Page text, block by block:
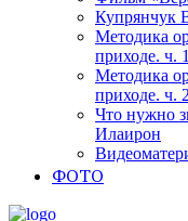
Купрянчук
Методика
приходе. ч. 1
Методика
приходе. ч.
Что нужно
Илаирон
ФОТО